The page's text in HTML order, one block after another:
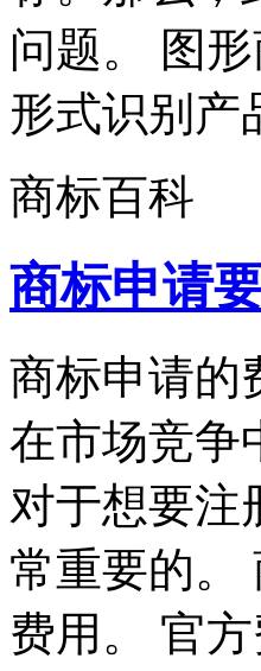
问题。 图
形式识别产
商标百科
商标申请
商标申请的
在市场竞争
对于想要注
常重要的。
费用。 官